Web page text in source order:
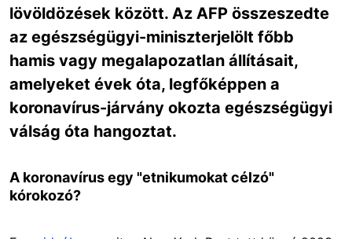
lövöldözések között. Az AFP összeszedte
az egészségügyi-miniszterjelölt főbb
hamis vagy megalapozatlan állításait,
amelyeket évek óta, legfőképpen a
koronavírus-járvány okozta egészségügyi
válság óta hangoztat.
A koronavírus egy "etnikumokat célzó"
kórokozó?